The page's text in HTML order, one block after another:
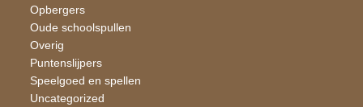
Opbergers
Oude schoolspullen
Overig
Puntenslijpers
Speelgoed en spellen
Uncategorized